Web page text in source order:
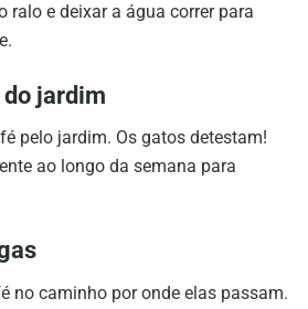
ralo e deixar a água correr para
jardim
pelo jardim. Os gatos detestam!
ao longo da semana para
no caminho por onde elas passam.